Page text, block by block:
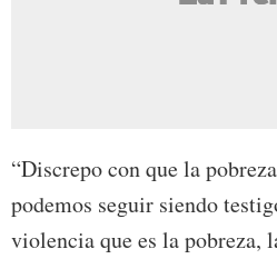
“Discrepo con que la
podemos seguir siendo
violencia que es la pobreza,